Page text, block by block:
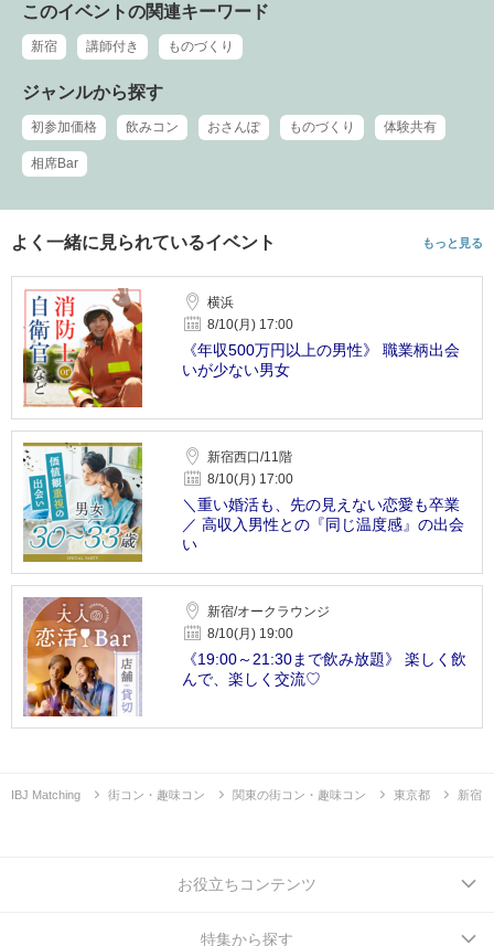
このイベントの関連キーワード
新宿 講師付き ものづくり
ジャンルから探す
初参加価格 飲みコン おさんぽ ものづくり 体験共有
相席Bar
よく一緒に見られているイベント もっと見る
横浜
8/10(月) 17:00
《年収500万円以上の男性》 職業柄出会
いが少ない男女
新宿西口/11階
8/10(月) 17:00
＼重い婚活も、先の見えない恋愛も卒業
／ 高収入男性との『同じ温度感』の出会
い
新宿/オークラウンジ
8/10(月) 19:00
《19:00～21:30まで飲み放題》 楽しく飲
んで、楽しく交流♡
IBJ Matching 街コン・趣味コン 関東の街コン・趣味コン 東京都 新宿
お役立ちコンテンツ
特集から探す